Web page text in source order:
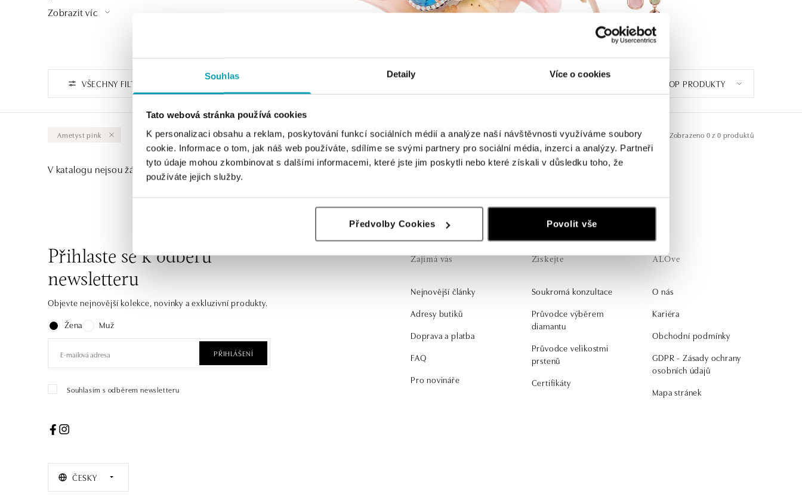
Souhlas Detaily Více o cookies
Tato webová stránka používá cookies
K personalizaci obsahu a reklam, poskytování funkcí sociálních médií a analýze naší návštěvnosti využíváme soubory
cookie. Informace o tom, jak náš web používáte, sdílíme se svými partnery pro sociální média, inzerci a analýzy. Partneři
tyto údaje mohou zkombinovat s dalšími informacemi, které jste jim poskytli nebo které získali v důsledku toho, že
používáte jejich služby.
Předvolby Cookies Povolit vše
Vybírejte podle barev či energie kamenů nebo
Zobrazit víc
VŠECHNY FILTRY TOP PRODUKTY
Ametyst pink Vymazat vše Zobrazeno 0 z 0 produktů
V katalogu nejsou žádné produkty.
Přihlaste se k odběru
newsletteru
Objevte nejnovější kolekce, novinky a exkluzivní produkty.
Žena
Muž
PŘIHLÁŠENÍ
Souhlasím s odběrem newsletteru
ČESKY
Zajímá vás
Nejnovější články
Adresy butiků
Doprava a platba
FAQ
Pro novináře
Získejte
Soukromá konzultace
Průvodce výběrem
diamantu
Průvodce velikostmi
prstenů
Certifikáty
ALOve
O nás
Kariéra
Obchodní podmínky
GDPR - Zásady ochrany
osobních údajů
Mapa stránek